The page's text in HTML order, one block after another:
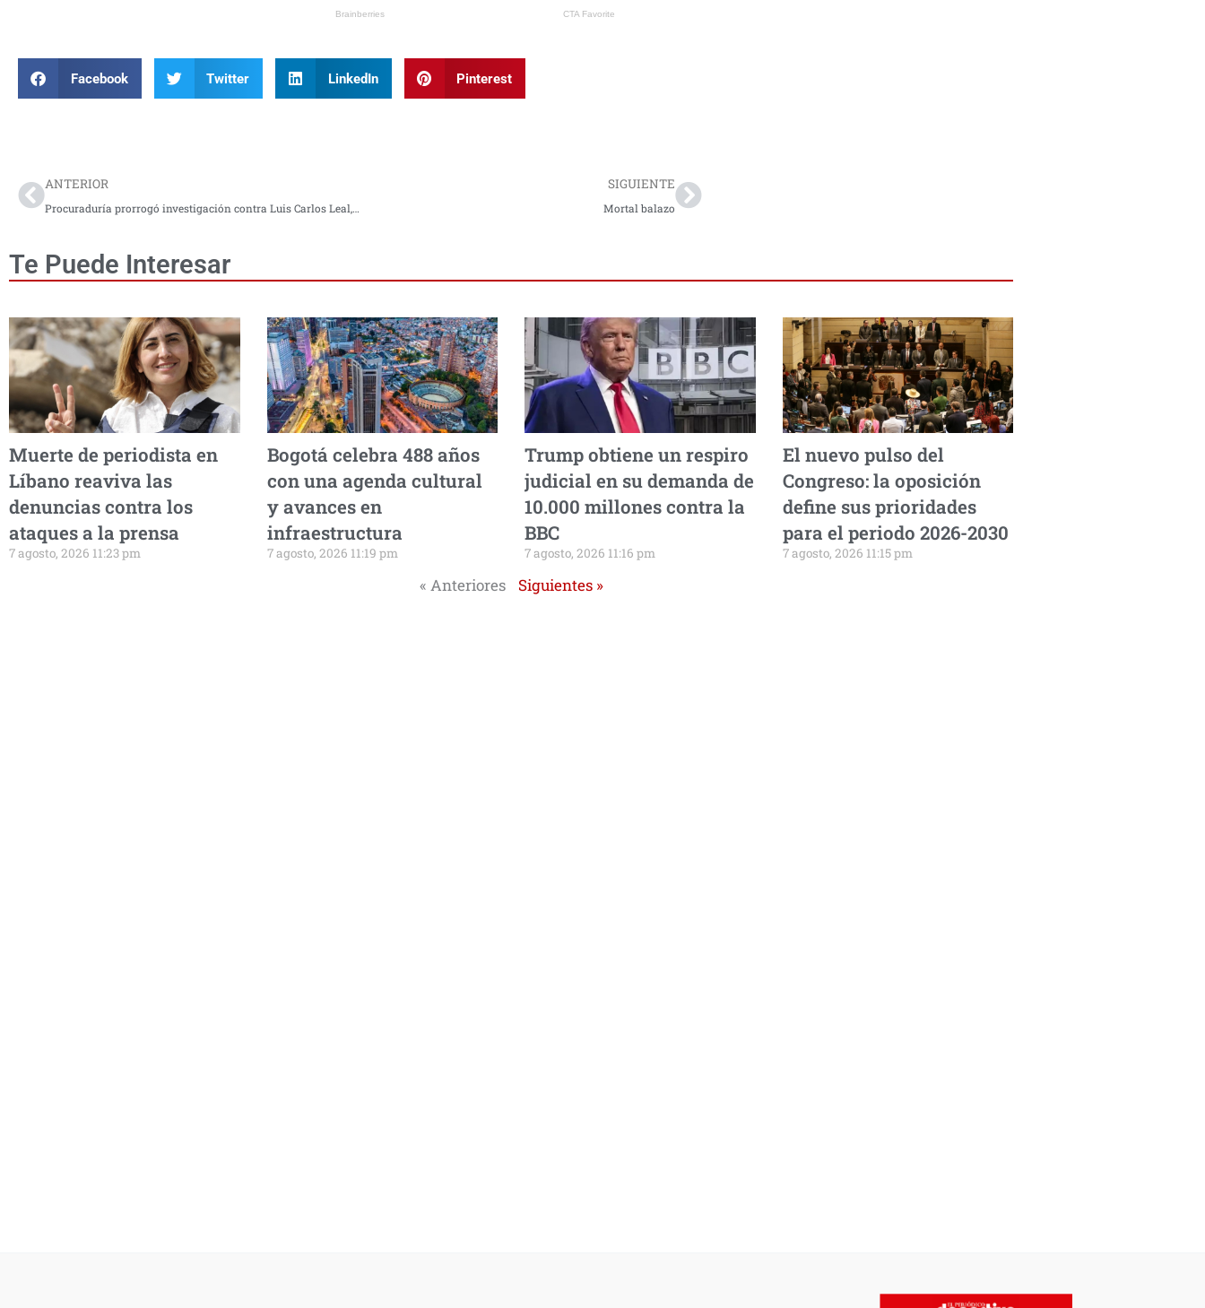
Facebook Twitter LinkedIn Pinterest
ANTERIOR
Procuraduría prorrogó investigación contra Luis Carlos Leal, exsuperintendente de Salud, y Beatriz Noguera, esposa del minsalud
SIGUIENTE
Mortal balazo
Te Puede Interesar
Muerte de periodista en
Líbano reaviva las
denuncias contra los
ataques a la prensa
7 agosto, 2026 11:23 pm
Bogotá celebra 488 años
con una agenda cultural
y avances en
infraestructura
7 agosto, 2026 11:19 pm
Trump obtiene un respiro
judicial en su demanda de
10.000 millones contra la
BBC
7 agosto, 2026 11:16 pm
El nuevo pulso del
Congreso: la oposición
define sus prioridades
para el periodo 2026-2030
7 agosto, 2026 11:15 pm
« Anteriores Siguientes »